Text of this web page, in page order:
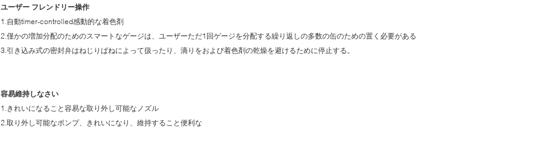
ユーザー フレンドリー操作
1.自動timer-controlled感動的な着色剤
2.僅かの増加分配のためのスマートなゲージは、ユーザーただ1回ゲージを分配する繰り返しの多数の缶のための置く必要がある
3.引き込み式の密封弁はねじりばねによって扱ったり、滴りをおよび着色剤の乾燥を避けるために停止する。
容易維持しなさい
1.きれいになること容易な取り外し可能なノズル
2.取り外し可能なポンプ、きれいになり、維持すること便利な